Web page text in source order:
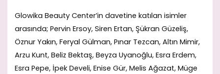
Glowika Beauty Center’in davetine katılan isimler
arasında; Pervin Ersoy, Siren Ertan, Şükran Güzeliş,
Öznur Yakın, Feryal Gülman, Pınar Tezcan, Altın Mimir,
Arzu Kunt, Beliz Bektaş, Beyza Uyanoğlu, Esra Erdem,
Esra Pepe, İpek Develi, Enise Gür, Melis Ağazat, Müge